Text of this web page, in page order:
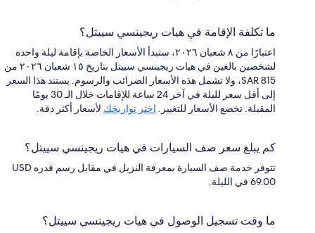
ما تكلفة الإقامة في هيات ريجينسي سييتل؟
اعتبارًا من ٨ شعبان ٢٠٢٦، ستبدأ الأسعار الخاصة بإقامة ليلة واحدة
لشخصين بالغين في هيات ريجينسي سييتل بتاريخ ١٥ شعبان ٢٠٢٦ من
SAR 815، ولا تشمل هذه الأسعار الضرائب والرسوم. يستند هذا السعر
إلى أقل سعر لليلة في آخر 24 ساعة للإقامات خلال الـ 30 يومًا
المقبلة. تخضع الأسعار للتغيير. اختر تواريخك لأسعار أكثر دقة.
كم يبلغ سعر صف السيارات في هيات ريجينسي سييتل؟
تتوفر خدمة صف السيارة بمعرفة النزيل في مقابل رسم قدره USD
69.00 في الليلة.
ما وقت تسجيل الوصول في هيات ريجينسي سييتل؟